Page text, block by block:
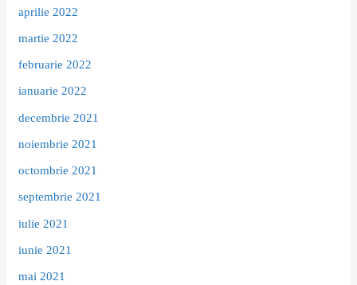
aprilie 2022
martie 2022
februarie 2022
ianuarie 2022
decembrie 2021
noiembrie 2021
octombrie 2021
septembrie 2021
iulie 2021
iunie 2021
mai 2021